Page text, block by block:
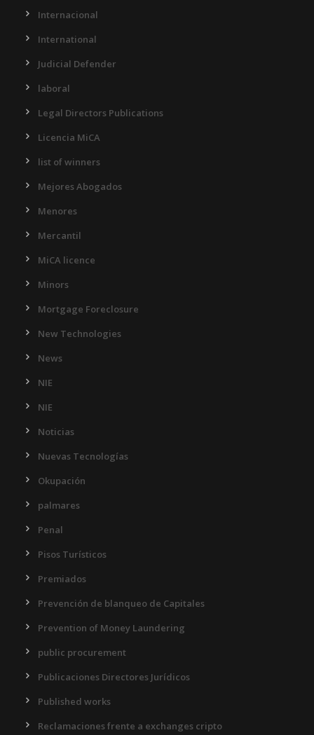
Internacional
International
Judicial Defender
laboral
Legal Directors Publications
Licencia MiCA
list of winners
Mejores Abogados
Menores
Mercantil
MiCA licence
Minors
Mortgage Foreclosure
New Technologies
News
NIE
NIE
Noticias
Nuevas Tecnologías
Okupación
palmares
Penal
Pisos Turísticos
Premiados
Prevención de blanqueo de Capitales
Prevention of Money Laundering
public procurement
Publicaciones Directores Jurídicos
Published works
Reclamaciones frente a exchanges cripto